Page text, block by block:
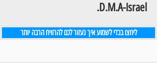
D.M.A-Israel
.
ליחצו בכדי לשמוע איך נעזור לכם להרוויח הרבה יותר